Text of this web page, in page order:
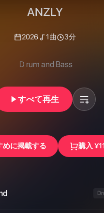
ANZLY
2026 1曲 3分
Ｄrum and Bass
すべて再生
めに掲載する 購入